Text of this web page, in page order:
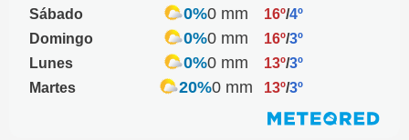
Sábado 0%0 mm 16º/4º
Domingo
0%0 mm 16º/3º
Lunes
0%0 mm 13º/3º
Martes
20%0 mm 13º/3º